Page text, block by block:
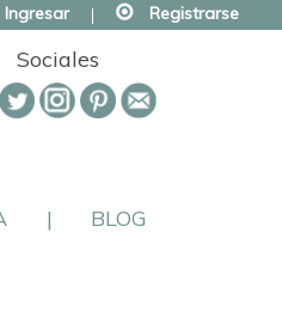
Ingresar | Registrarse
Sociales
| BLOG